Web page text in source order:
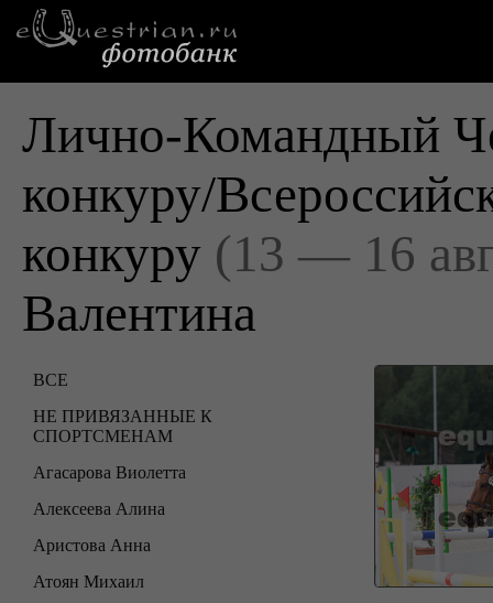
Лично-Командный
конкуру/
конкуру (13 — 16
Валентина
ВСЕ
НЕ ПРИВЯЗАННЫЕ К
СПОРТСМЕНАМ
Агасарова Виолетта
Алексеева Алина
Аристова Анна
Атоян Михаил